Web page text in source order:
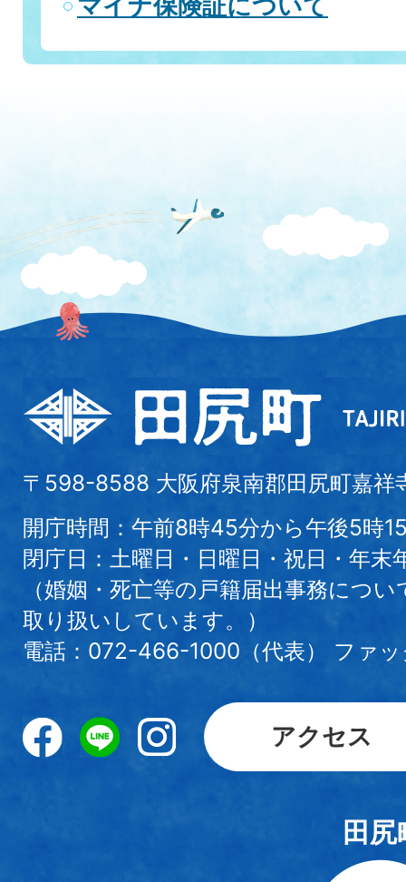
〒598-8588 大阪府泉南郡田尻町嘉祥
開庁時間：午前8時45分から午後5時
閉庁日：土曜日・日曜日・祝日・年末
（婚姻・死亡等の戸籍届出事務につ
取り扱いしています。）
電話：072-466-1000（代表） ファ
アクセス
田尻